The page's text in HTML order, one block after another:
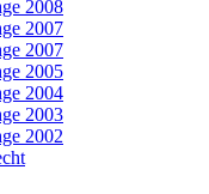
2008
2007
2007
2005
2004
2003
2002